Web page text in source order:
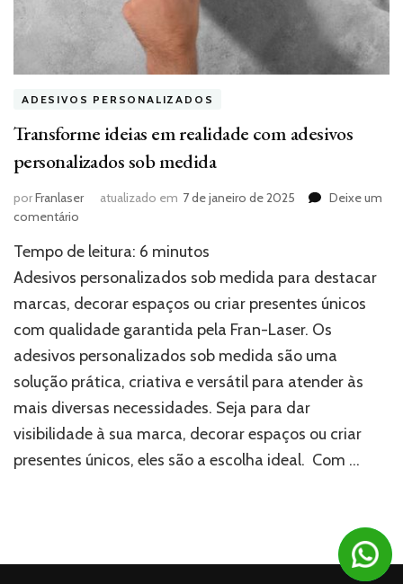
ADESIVOS PERSONALIZADOS
Transforme ideias em realidade com adesivos
personalizados sob medida
porFranlaser atualizado em 7 de janeiro de 2025
Deixe um
comentário
ideias
em
realidade
com
adesivos
personalizados
sob
medida
Tempo de leitura: 6 minutos
Adesivos personalizados sob medida para destacar
marcas, decorar espaços ou criar presentes únicos
com qualidade garantida pela Fran-Laser. Os
adesivos personalizados sob medida são uma
solução prática, criativa e versátil para atender às
mais diversas necessidades. Seja para dar
visibilidade à sua marca, decorar espaços ou criar
presentes únicos, eles são a escolha ideal. Com …